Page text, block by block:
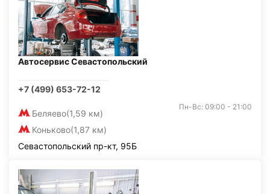
Автосервис Севастопольский
+7 (499) 653-72-12
Беляево(1,59 км)
Коньково(1,87 км)
Пн-Вс: 09:00 - 21:00
Севастопольский пр-кт, 95Б